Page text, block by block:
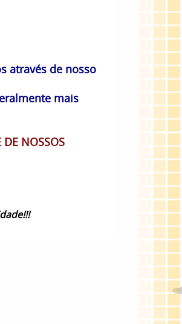
através de nosso
mais
DE NOSSOS